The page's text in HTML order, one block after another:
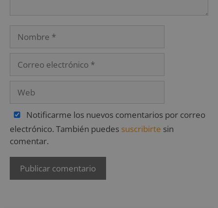
Notificarme los nuevos comentarios por correo
electrónico. También puedes suscribirte sin
comentar.